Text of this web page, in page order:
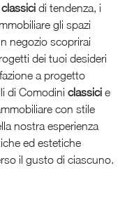
di tendenza, i
gli spazi
negozio scoprirai
dei tuoi desideri
a progetto
di Comodini classici e
con stile
nostra esperienza
ed estetiche
il gusto di ciascuno.